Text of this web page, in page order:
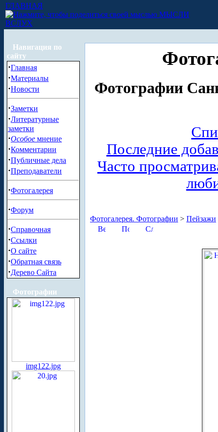
ГЛАВНАЯ
МЫСЛИ
ВСЛУХ
Навигация по
сайту
·Главная
·Материалы
·Новости
·Заметки
·Литературные
заметки
·Особое мнение
·Комментарии
·Публичные дела
·Преподаватели
·Фотогалерея
·Форум
·Справочная
·Ссылки
·О сайте
·Обратная связь
·Дерево Сайта
Фотографии
img122.jpg
Фотографии
Последние
Часто
Фотогалерея. Фотографии > Пейзажи